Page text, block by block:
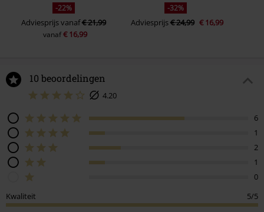
-22%
Adviesprijsvanaf€ 21,99
vanaf€ 16,99
-32%
Adviesprijs€ 24,99 € 16,99
10 beoordelingen
4.20
6
1
2
1
0
Kwaliteit
5/5